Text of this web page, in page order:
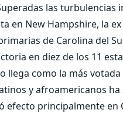
las turbulencias
en New Hampshire, la
de Carolina del
en diez de los 11
llega como la más
y afroamericanos ha
principalmente en